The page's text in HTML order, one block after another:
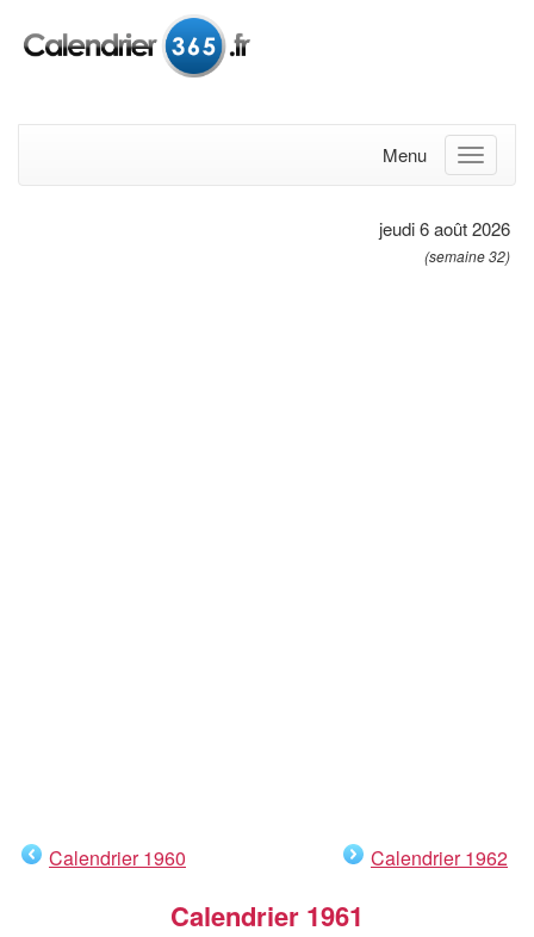
Menu
jeudi 6 août 2026
(semaine 32)
Calendrier 1960 Calendrier 1962
Calendrier 1961